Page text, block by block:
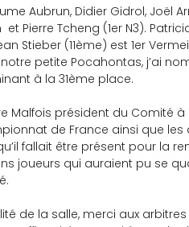
Aubrun, Didier Gidrol, Joël
et Pierre Tcheng (1er N3).
Stieber (11ème) est 1er
petite Pocahontas, j’ai
à la 31ème place.
Malfois président du Comité à
de France ainsi que les
fallait être présent pour la
joueurs qui auraient pu se
de la salle, merci aux